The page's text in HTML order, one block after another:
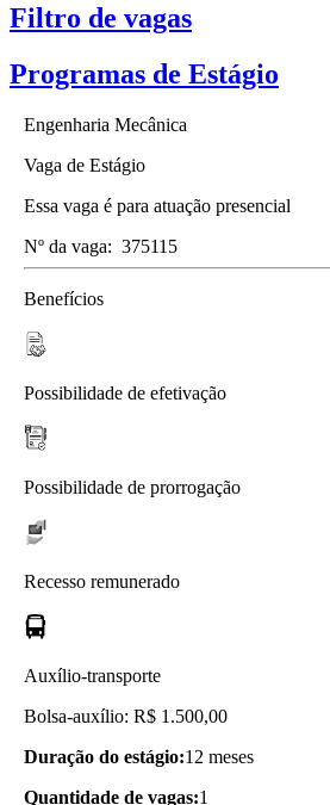
Filtro de vagas
Programas de Estágio
Engenharia Mecânica
Vaga de Estágio
Essa vaga é para atuação presencial
Nº da vaga: 375115
Benefícios
Possibilidade de efetivação
Possibilidade de prorrogação
Recesso remunerado
Auxílio-transporte
Bolsa-auxílio: R$ 1.500,00
Duração do estágio:12 meses
Quantidade de vagas:1